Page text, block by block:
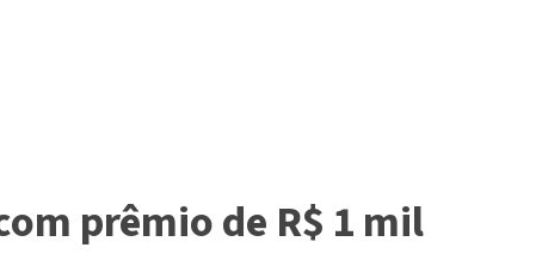
prêmio de R$ 1 mil